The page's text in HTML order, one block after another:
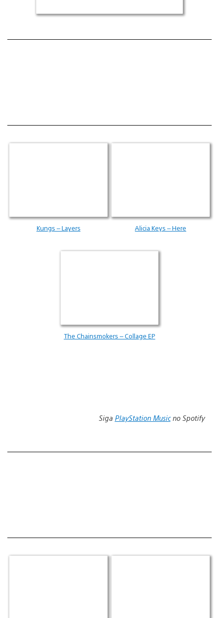
Kungs – Layers Alicia Keys – Here
The Chainsmokers – Collage EP
Siga PlayStation Musicno Spotify